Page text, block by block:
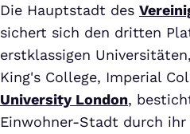
Die Hauptstadt des
sichert sich den dritten
erstklassigen
King's College, Imperial
University London,
Einwohner-Stadt durch ihr